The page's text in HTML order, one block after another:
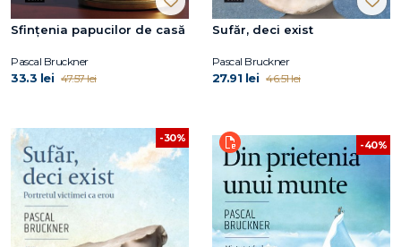
Sfințenia papucilor de casă
Pascal Bruckner
33.3 lei 47.57 lei
Sufăr, deci exist
Pascal Bruckner
27.91 lei 46.51 lei
-30%
-40%